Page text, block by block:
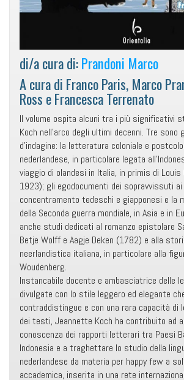
di/a cura di:Prandoni Marco
A cura di Franco Paris, Marco
Ross e Francesca Terrenato
Il volume ospita alcuni tra i più significativi
Koch nell’arco degli ultimi decenni. Tre sono
d’indagine: la letteratura coloniale e
nederlandese, in particolare legata
viaggio di olandesi in Italia, in primis di
1923); gli egodocumenti dei sopravvissuti ai
concentramento tedeschi e giapponesi e la
della Seconda guerra mondiale, in Asia e in
anche studi dedicati al romanzo epistolare
Betje Wolff e Aagje Deken (1782) e alla
neerlandistica italiana, in particolare alla
Woudenberg.
Instancabile docente e ambasciatrice delle
divulgate con lo stile leggero ed elegante
contraddistingue e con una rara capacità di
dei testi, Jeannette Koch ha contribuito ad
conoscenza dei rapporti letterari tra Paesi
Indonesia e a traghettare lo studio della
nederlandese da materia per happy few a
accademica, inserita in una rete